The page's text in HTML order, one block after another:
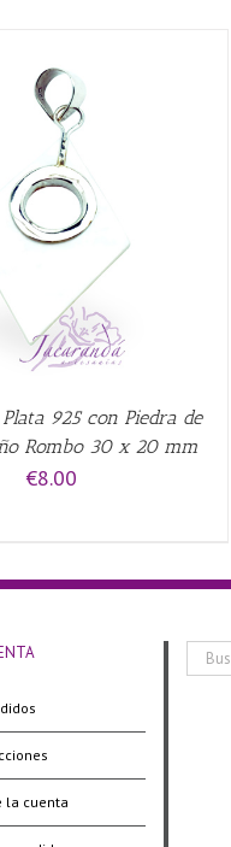
Plata 925 con Piedra de
Rombo 30 x 20 mm
€8.00
CARRITO /
la cuenta
Buscar: